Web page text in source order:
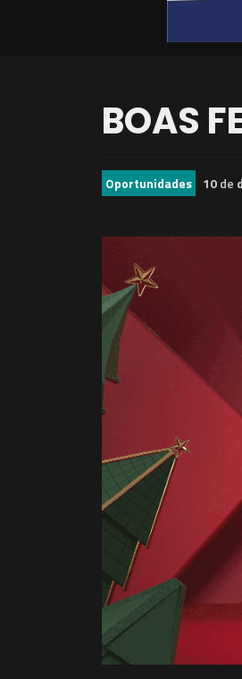
BOAS
Oportunidades 10de